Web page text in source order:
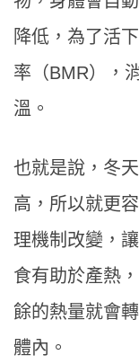
降低，為了活
率（BMR），
溫。
也就是說，冬
高，所以就更
理機制改變，
食有助於產熱
餘的熱量就會
體內。